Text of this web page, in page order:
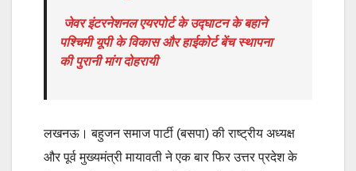
जेवर इंटरनेशनल एयरपोर्ट के उद्घाटन के बहाने
पश्चिमी यूपी के विकास और हाईकोर्ट बेंच स्थापना
की पुरानी मांग दोहरायी
लखनऊ। बहुजन समाज पार्टी (बसपा) की राष्ट्रीय अध्यक्ष
और पूर्व मुख्यमंत्री मायावती ने एक बार फिर उत्तर प्रदेश के